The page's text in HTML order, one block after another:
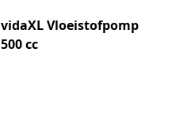
vidaXL Vloeistofpomp
500 cc